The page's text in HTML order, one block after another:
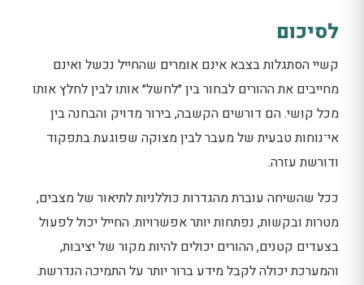
לסיכום
קשיי הסתגלות בצבא אינם אומרים שהחייל נכשל ואינם
מחייבים את ההורים לבחור בין ״לחשל״ אותו לבין לחלץ אותו
מכל קושי. הם דורשים הקשבה, בירור מדויק והבחנה בין
אי־נוחות טבעית של מעבר לבין מצוקה שפוגעת בתפקוד
ודורשת עזרה.
ככל שהשיחה עוברת מהגדרות כוללניות לתיאור של מצבים,
מטרות ובקשות, נפתחות יותר אפשרויות. החייל יכול לפעול
בצעדים קטנים, ההורים יכולים להיות מקור של יציבות,
והמערכת יכולה לקבל מידע ברור יותר על התמיכה הנדרשת.